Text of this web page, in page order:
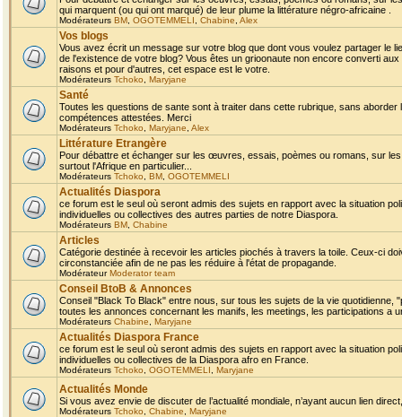
qui marquent (ou qui ont marqué) de leur plume la littérature négro-africaine .
Modérateurs BM OGOTEMMELI Chabine Alex
Vos blogs
Vous avez écrit un message sur votre blog que dont vous voulez partager le
de l'existence de votre blog? Vous êtes un grioonaute non encore converti
raisons et pour d'autres, cet espace est le votre.
Modérateurs Tchoko Maryjane
Santé
Toutes les questions de sante sont à traiter dans cette rubrique, sans
compétences attestées. Merci
Modérateurs Tchoko Maryjane Alex
Littérature Etrangère
Pour débattre et échanger sur les œuvres, essais, poèmes ou romans, sur
surtout l'Afrique en particulier...
Modérateurs Tchoko BM OGOTEMMELI
Actualités Diaspora
ce forum est le seul où seront admis des sujets en rapport avec la situation
individuelles ou collectives des autres parties de notre Diaspora.
Modérateurs BM Chabine
Articles
Catégorie destinée à recevoir les articles piochés à travers la toile. Ceux-ci
circonstanciée afin de ne pas les réduire à l'état de propagande.
ModérateurModerator team
Conseil BtoB & Annonces
Conseil "Black To Black" entre nous, sur tous les sujets de la vie
toutes les annonces concernant les manifs, les meetings, les participations a
Modérateurs Chabine Maryjane
Actualités Diaspora France
ce forum est le seul où seront admis des sujets en rapport avec la situation
individuelles ou collectives de la Diaspora afro en France.
Modérateurs Tchoko OGOTEMMELI Maryjane
Actualités Monde
Si vous avez envie de discuter de l’actualité mondiale, n’ayant aucun lien
Modérateurs Tchoko Chabine Maryjane